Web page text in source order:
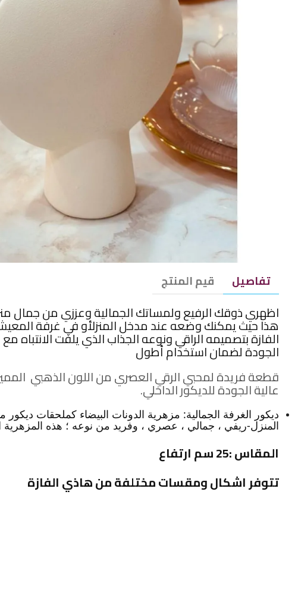
تفاصيل قيم المنتج
اظهري ذوقك الرفيع ولمساتك الجمالية وعززي من جمال
هذا حيث يمكنك وضعه عند مدخل المنزلأو في غرفة
الفازة بتصميمه الراقي ونوعه الجذاب الذي يلفت
الجودة لضمان استخدام أطول
قطعة فريدة لمحبي الرقي العصري من اللون الذهبي
عالية الجودة للديكور الداخلي.
ديكور الغرفة الجمالية: مزهرية الدونات البيضاء كملحقات
المنزل-ريفي ، جمالي ، عصري ، وفريد من نوعه ؛ هذه المزهرية
المقاس :25 سم ارتفاع
تتوفر اشكال ومقسات مختلفة من هاذي الفازة